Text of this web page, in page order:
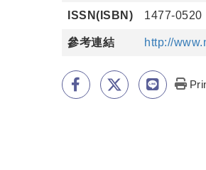
ISSN(ISBN) 1477-0520
參考連結 http://